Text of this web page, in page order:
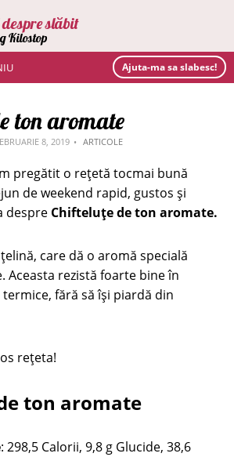
slăbit
Kilostop
Ajuta-ma sa slabesc!
ton aromate
8, 2019 ARTICOLE
pregătit o rețetă tocmai bună
de weekend rapid, gustos și
despre Chifteluțe de ton aromate.
care dă o aromă specială
Aceasta rezistă foarte bine în
fără să îşi piardă din
rețeta!
ton aromate
: 298,5 Calorii, 9,8 g Glucide, 38,6